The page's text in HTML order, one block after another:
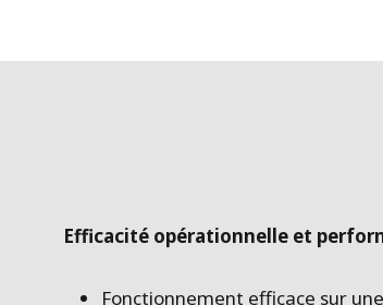
Efficacité opérationnelle et
Fonctionnement efficace sur